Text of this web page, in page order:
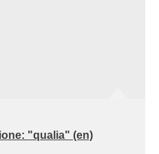
"qualia" (en)